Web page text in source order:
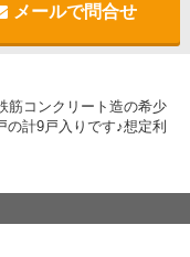
メールで問合せ
筋コンクリート造の希少
計9戸入りです♪想定利